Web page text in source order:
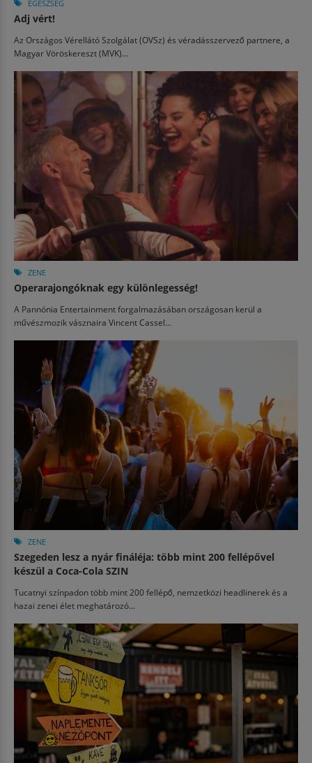
EGÉSZSÉG
Adj vért!
Az Országos Vérellátó Szolgálat (OVSz) és véradásszervező partnere, a
Magyar Vöröskereszt (MVK)...
ZENE
Operarajongóknak egy különlegesség!
A Pannónia Entertainment forgalmazásában országosan kerül a
művészmozik vásznaira Vincent Cassel...
ZENE
Szegeden lesz a nyár fináléja: több mint 200 fellépővel
készül a Coca-Cola SZIN
Tucatnyi színpadon több mint 200 fellépő, nemzetközi headlinerek és a
hazai zenei élet meghatározó...